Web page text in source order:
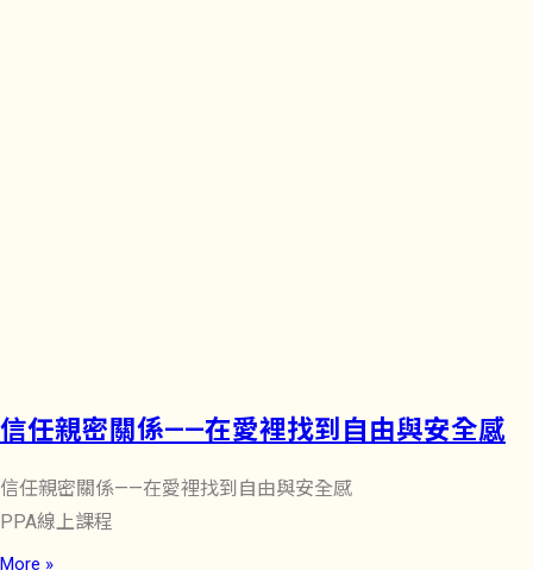
信任親密關係——在愛裡找到自由與安全感
信任親密關係——在愛裡找到自由與安全感
PPA線上課程
More »